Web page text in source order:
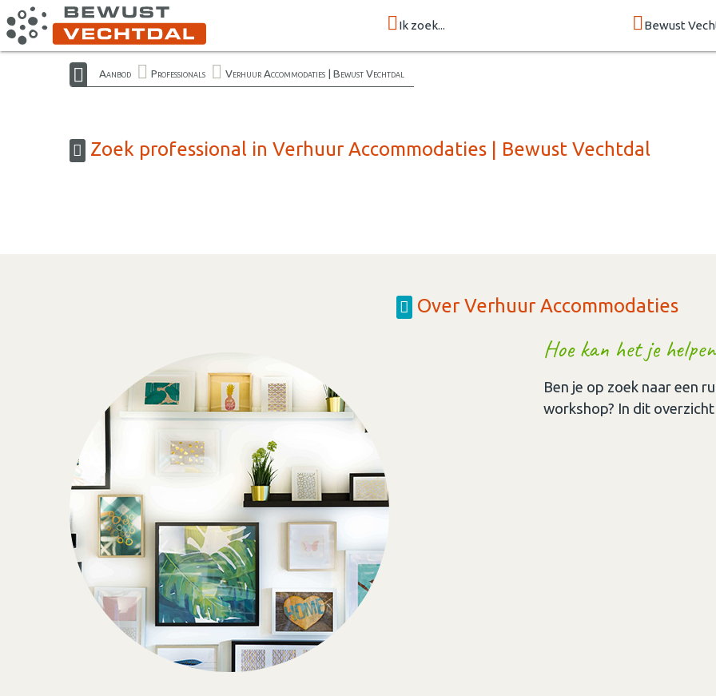
Ik zoek... Bewust
Aanbod Professionals Verhuur Accommodaties | Bewust Vechtdal
Zoek professional in Verhuur Accommodaties | Bewust Vechtdal
Over Verhuur Accommodaties
Hoe kan het je
Ben je op zoek naar een
workshop? In dit